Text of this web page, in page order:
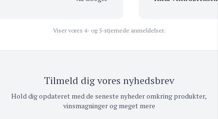
Viser vores 4- og 5-stjernede anmeldelser.
Tilmeld dig vores nyhedsbrev
Hold dig opdateret med de seneste nyheder omkring produkter,
vinsmagninger og meget mere